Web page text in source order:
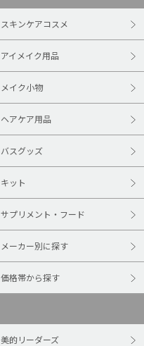
スキンケアコスメ
アイメイク用品
メイク小物
ヘアケア用品
バスグッズ
キット
サプリメント・フード
メーカー別に探す
価格帯から探す
美的リーダーズ